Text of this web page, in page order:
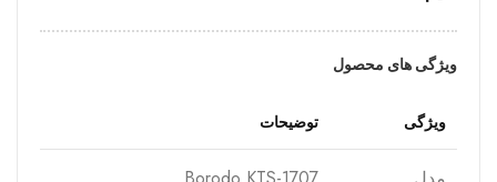
ویژگی های محصول
ویژگی توضیحات